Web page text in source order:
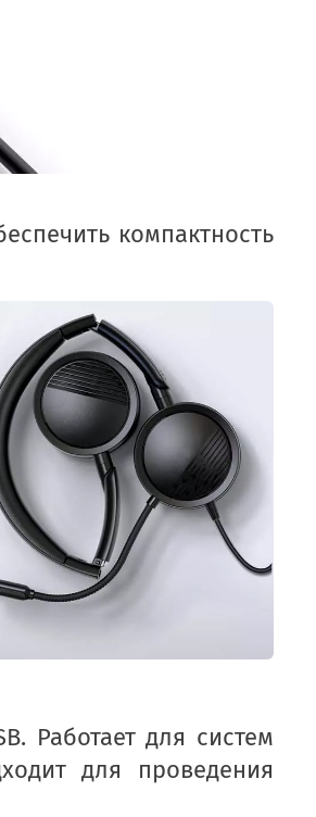
компактность
Работает для систем
для проведения